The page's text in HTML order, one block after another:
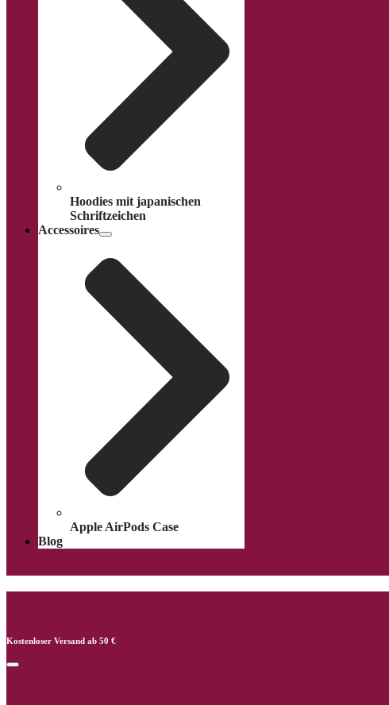
Hoodies mit japanischen
Schriftzeichen
Accessoires
Apple AirPods Case
Blog
Kostenloser Versand ab 50 €